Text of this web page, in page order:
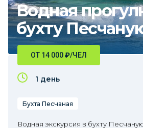
Водная
бухту
ОТ 14 000₽/ЧЕЛ
1 день
Бухта Песчаная
Водная экскурсия в бухту